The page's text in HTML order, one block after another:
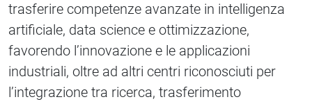
trasferire competenze avanzate in intelligenza
artificiale, data science e ottimizzazione,
favorendo l’innovazione e le applicazioni
industriali, oltre ad altri centri riconosciuti per
l’integrazione tra ricerca, trasferimento